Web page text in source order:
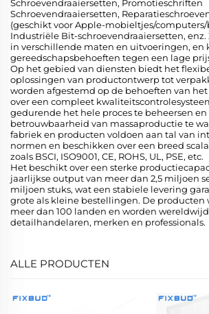
Schroevendraaiersetten, Promotieschriften
Schroevendraaiersetten,
(geschikt voor Apple-mobieltjes/computers/
Industriële Bit-schroevendraaiersetten,
in verschillende maten en uitvoeringen, en
gereedschapsbehoeften tegen een lage
Op het gebied van diensten biedt het
oplossingen van productontwerp tot
worden afgestemd op de behoeften van
over een compleet
gedurende het hele proces te beheersen
betrouwbaarheid van massaproductie te
fabriek en producten voldoen aan tal van
normen en beschikken over een breed
zoals BSCI, ISO9001, CE, ROHS, UL, PSE, etc.
Het beschikt over een sterke
jaarlijkse output van meer dan 2,5 miljoen
miljoen stuks, wat een stabiele levering
grote als kleine bestellingen. De producten
meer dan 100 landen en worden
detailhandelaren, merken en professionals.
ALLE PRODUCTEN